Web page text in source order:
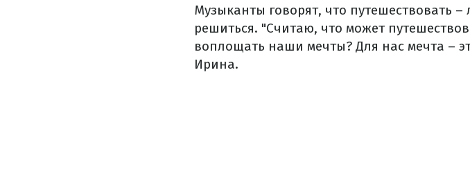
Музыканты говорят, что путешествовать
решиться. "Считаю, что может
воплощать наши мечты? Для нас мечта –
Ирина.